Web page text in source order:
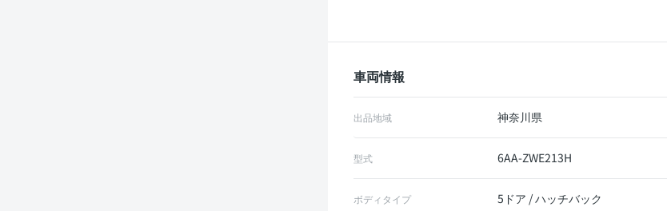
車両情報
出品地域 神奈川県
型式 6AA-ZWE213H
ボディタイプ 5ドア / ハッチバック